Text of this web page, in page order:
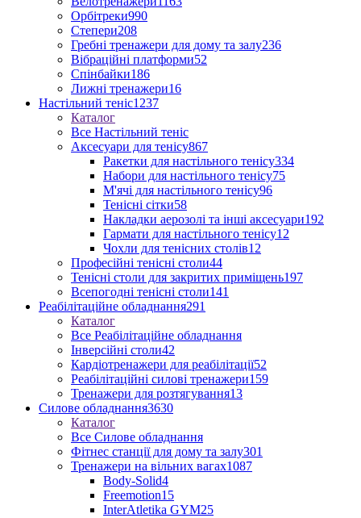
Орбітреки990
Степери208
Гребні тренажери для дому та залу236
Вібраційні платформи52
Спінбайки186
Лижні тренажери16
Настільний теніс1237
Каталог
Все Настільний теніс
Аксесуари для тенісу867
Ракетки для настільного тенісу334
Набори для настільного тенісу75
М'ячі для настільного тенісу96
Тенісні сітки58
Накладки аерозолі та інші аксесуари192
Гармати для настільного тенісу12
Чохли для тенісних столів12
Професійні тенісні столи44
Тенісні столи для закритих приміщень197
Всепогодні тенісні столи141
Реабілітаційне обладнання291
Каталог
Все Реабілітаційне обладнання
Інверсійні столи42
Кардіотренажери для реабілітації52
Реабілітаційні силові тренажери159
Тренажери для розтягування13
Силове обладнання3630
Каталог
Все Силове обладнання
Фітнес станції для дому та залу301
Тренажери на вільних вагах1087
Body-Solid4
Freemotion15
InterAtletika GYM25